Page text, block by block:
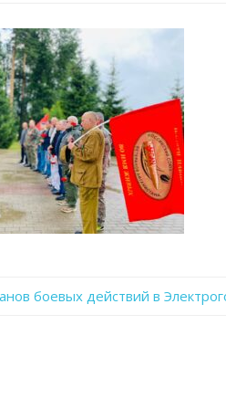
боевых действий в